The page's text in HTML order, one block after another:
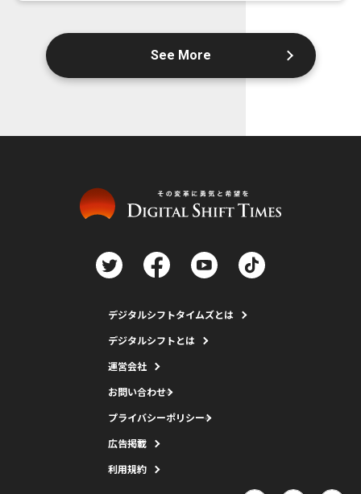
See More
デジタルシフトタイムズとは
デジタルシフトとは
運営会社
お問い合わせ
プライバシーポリシー
広告掲載
利用規約